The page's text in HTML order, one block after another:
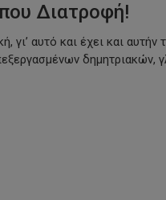
Διατροφή!
αυτό και έχει και αυτήν
δημητριακών,